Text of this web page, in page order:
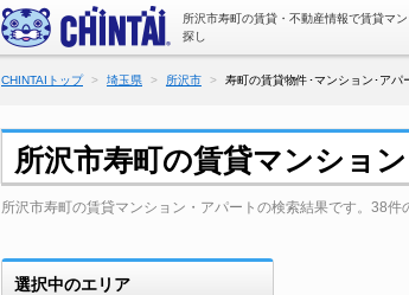
所沢市寿町の賃貸・不動産情報で賃貸マ
探し
CHINTAIトップ 埼玉県 所沢市 寿町の賃貸物件･マンション･アパ
所沢市寿町の賃貸マンショ
所沢市寿町の賃貸マンション・アパートの検索結果です。38
選択中のエリア